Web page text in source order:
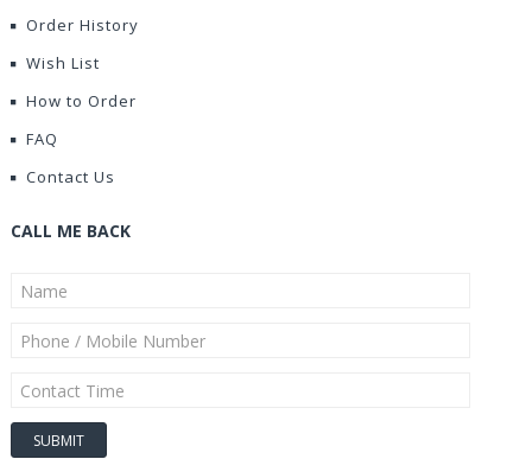
Order History
Wish List
How to Order
FAQ
Contact Us
CALL ME BACK